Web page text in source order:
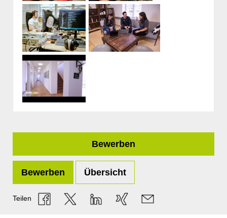
Bewerben
Bewerben Übersicht
Teilen